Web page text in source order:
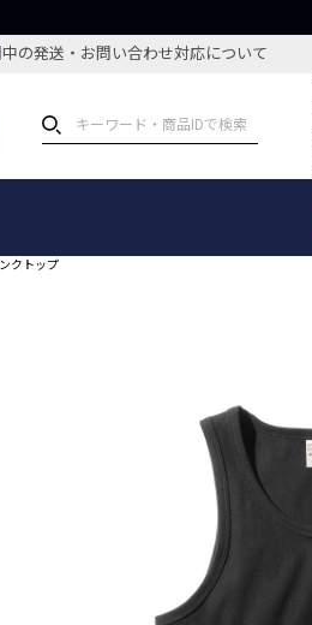
の発送・お問い合わせ対応について
クトップ